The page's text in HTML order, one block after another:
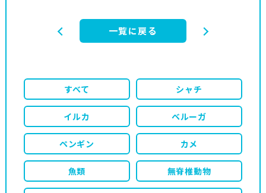
一覧に戻る
すべて シャチ
イルカ ベルーガ
ペンギン カメ
魚類 無脊椎動物